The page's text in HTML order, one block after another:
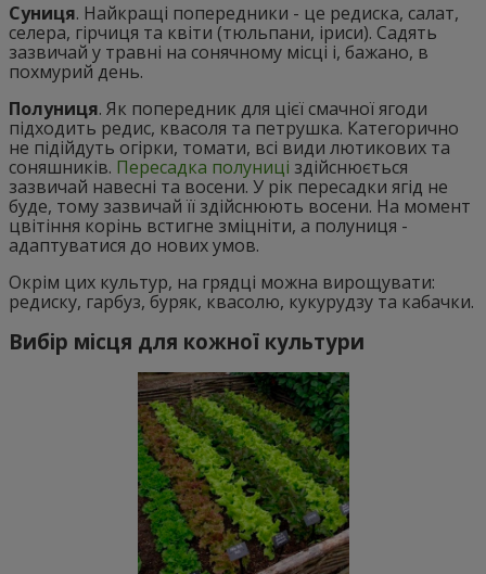
Суниця. Найкращі попередники - це редиска, салат,
селера, гірчиця та квіти (тюльпани, іриси). Садять
зазвичай у травні на сонячному місці і, бажано, в
похмурий день.
Полуниця. Як попередник для цієї смачної ягоди
підходить редис, квасоля та петрушка. Категорично
не підійдуть огірки, томати, всі види лютикових та
соняшників. Пересадка полуниці здійснюється
зазвичай навесні та восени. У рік пересадки ягід не
буде, тому зазвичай її здійснюють восени. На момент
цвітіння корінь встигне зміцніти, а полуниця -
адаптуватися до нових умов.
Окрім цих культур, на грядці можна вирощувати:
редиску, гарбуз, буряк, квасолю, кукурудзу та кабачки.
Вибір місця для кожної культури